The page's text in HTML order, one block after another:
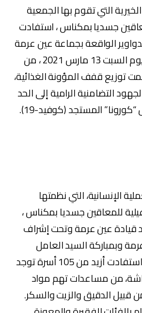
التي تقوم بها الجمعية
جسديا بمكناس ، استفادت
الواقعة بجماعة عين عرمة
عمالة مكناس، يوم السبت 13 مارس 2021 ، من
توزيع قفف المؤونة الغذائية،
التضامنية الرامية إلى الحد
المستجد (كوفيد-19).
الإنسانية، التي نظمتها
للمعاقين جسديا بمكناس ،
قيادة عين عرمة وتحت إشراف
وبمباركة السيد العامل
عمالة مكناس ، استفادت أزيد من 105 أسرة توجد
من مساعدات تهم مواد
قبيل الدقيق والزيت والسكر.